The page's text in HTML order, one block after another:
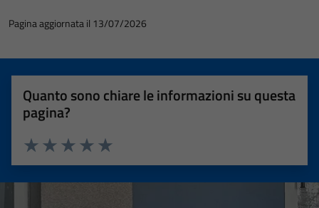
Pagina aggiornata il 13/07/2026
Quanto sono chiare le informazioni su questa
pagina?
Valuta 5 stelle su 5
Valuta 4 stelle su 5
Valuta 3 stelle su 5
Valuta 2 stelle su 5
Valuta 1 stelle su 5